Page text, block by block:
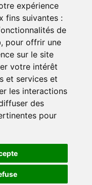
expérience
fins suivantes :
de
, pour offrir une
sur le site
votre intérêt
et services et
les interactions
des
pour